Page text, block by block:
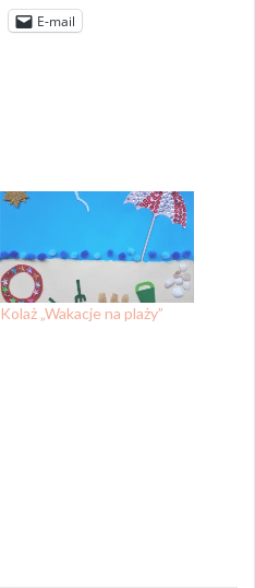
E-mail
Kolaż „Wakacje na plaży”